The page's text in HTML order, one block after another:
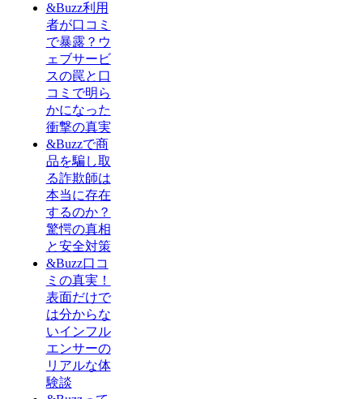
&Buzz利用
者が口コミ
で暴露？ウ
ェブサービ
スの罠と口
コミで明ら
かになった
衝撃の真実
&Buzzで商
品を騙し取
る詐欺師は
本当に存在
するのか？
驚愕の真相
と安全対策
&Buzz口コ
ミの真実！
表面だけで
は分からな
いインフル
エンサーの
リアルな体
験談